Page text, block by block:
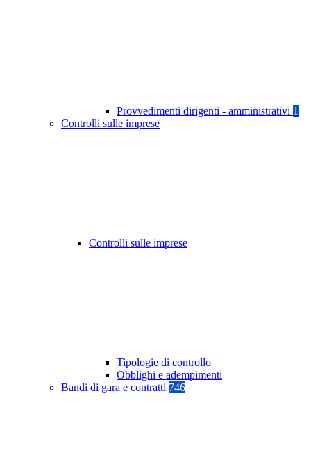
Provvedimenti dirigenti - amministrativi 1
Controlli sulle imprese
Controlli sulle imprese
Tipologie di controllo
Obblighi e adempimenti
Bandi di gara e contratti 746